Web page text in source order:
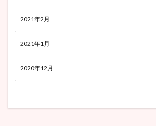
2021年2月
2021年1月
2020年12月